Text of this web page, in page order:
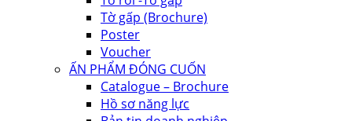
Tờ gấp (Brochure)
Poster
Voucher
ẤN PHẨM ĐÓNG CUỐN
Catalogue – Brochure
Hồ sơ năng lực